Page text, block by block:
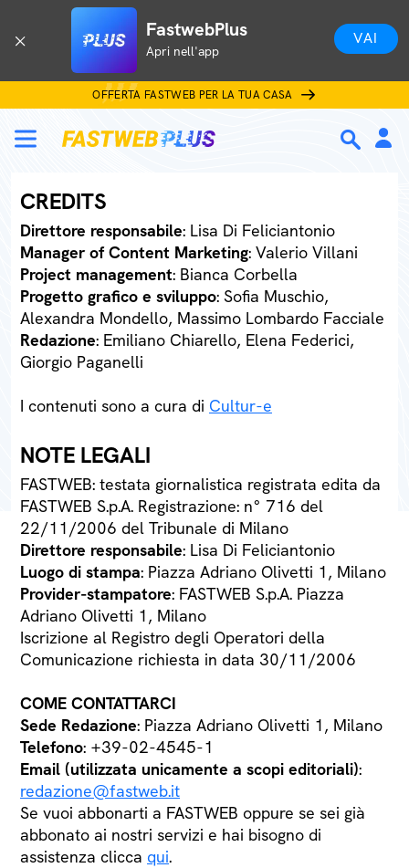
FastwebPlus
Apri nell'app
VAI
OFFERTA FASTWEB PER LA TUA CASA
CREDITS
Direttore responsabile: Lisa Di Feliciantonio
Manager of Content Marketing: Valerio Villani
Project management: Bianca Corbella
Progetto grafico e sviluppo: Sofia Muschio,
Alexandra Mondello, Massimo Lombardo Facciale
Redazione: Emiliano Chiarello, Elena Federici,
Giorgio Paganelli
I contenuti sono a cura di Cultur-e
NOTE LEGALI
FASTWEB: testata giornalistica registrata edita da
FASTWEB S.p.A. Registrazione: n° 716 del
22/11/2006 del Tribunale di Milano
Direttore responsabile: Lisa Di Feliciantonio
Luogo di stampa: Piazza Adriano Olivetti 1, Milano
Provider-stampatore: FASTWEB S.p.A. Piazza
Adriano Olivetti 1, Milano
Iscrizione al Registro degli Operatori della
Comunicazione richiesta in data 30/11/2006
COME CONTATTARCI
Sede Redazione: Piazza Adriano Olivetti 1, Milano
Telefono: +39-02-4545-1
Email (utilizzata unicamente a scopi editoriali):
redazione@fastweb.it
Se vuoi abbonarti a FASTWEB oppure se sei già
abbonato ai nostri servizi e hai bisogno di
assistenza clicca qui.